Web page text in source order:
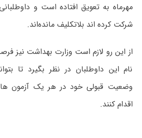
مهرماه به تعویق افتاده است و
شرکت کرده اند بلاتکلیف مانده‌اند.
از این رو لازم است وزارت بهداشت نیز
نام این داوطلبان در نظر بگیرد تا
وضعیت قبولی خود در هر یک آزمون
اقدام کنند.